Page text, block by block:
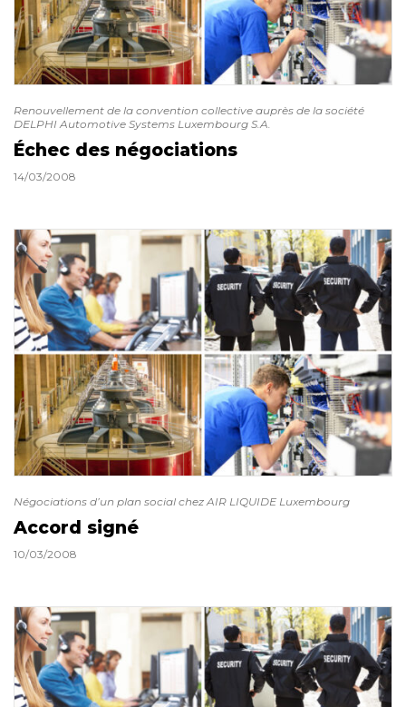
Renouvellement de la convention collective auprès de la société
DELPHI Automotive Systems Luxembourg S.A.
Échec des négociations
14/03/2008
Négociations d’un plan social chez AIR LIQUIDE Luxembourg
Accord signé
10/03/2008